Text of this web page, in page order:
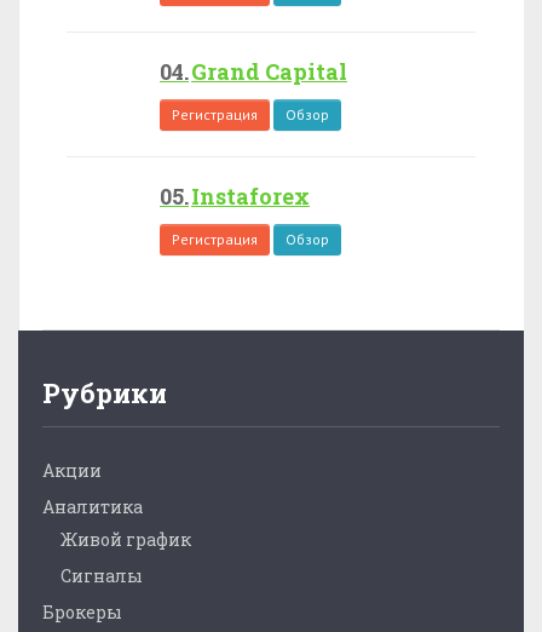
Grand Capital
Регистрация Обзор
Instaforex
Регистрация Обзор
Рубрики
Акции
Аналитика
Живой график
Сигналы
Брокеры